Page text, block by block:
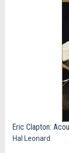
Eric Clapton:
Hal Leonard